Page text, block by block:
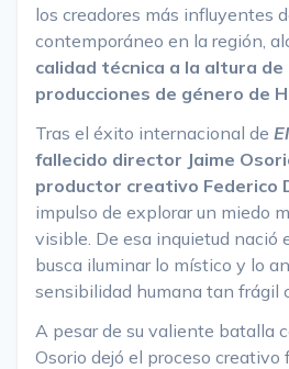
los creadores más influyentes
contemporáneo en la región,
calidad técnica a la altura de
producciones de género de
Tras el éxito internacional de
fallecido director Jaime
productor creativo Federico
impulso de explorar un miedo
visible. De esa inquietud nació
busca iluminar lo místico y lo
sensibilidad humana tan frágil
A pesar de su valiente batalla
Osorio dejó el proceso creativo